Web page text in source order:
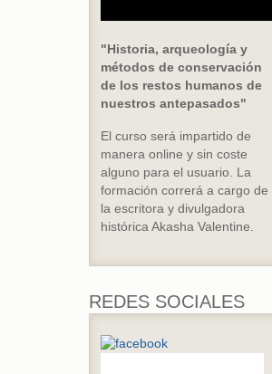
"Historia, arqueología y
métodos de conservación
de los restos humanos de
nuestros antepasados"
El curso será impartido de
manera online y sin coste
alguno para el usuario. La
formación correrá a cargo de
la escritora y divulgadora
histórica Akasha Valentine.
REDES SOCIALES